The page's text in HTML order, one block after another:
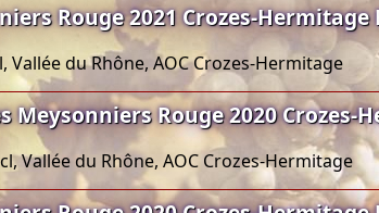
Rouge 2021 Crozes-Hermitage
Vallée du Rhône, AOC Crozes-Hermitage
Meysonniers Rouge 2020 Crozes-
Vallée du Rhône, AOC Crozes-Hermitage